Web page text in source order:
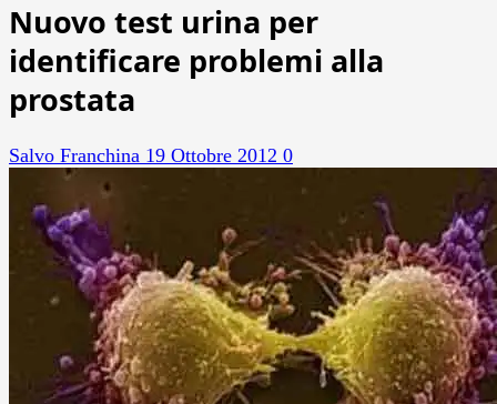
Nuovo test urina per
identificare problemi alla
prostata
Salvo Franchina 19 Ottobre 2012 0